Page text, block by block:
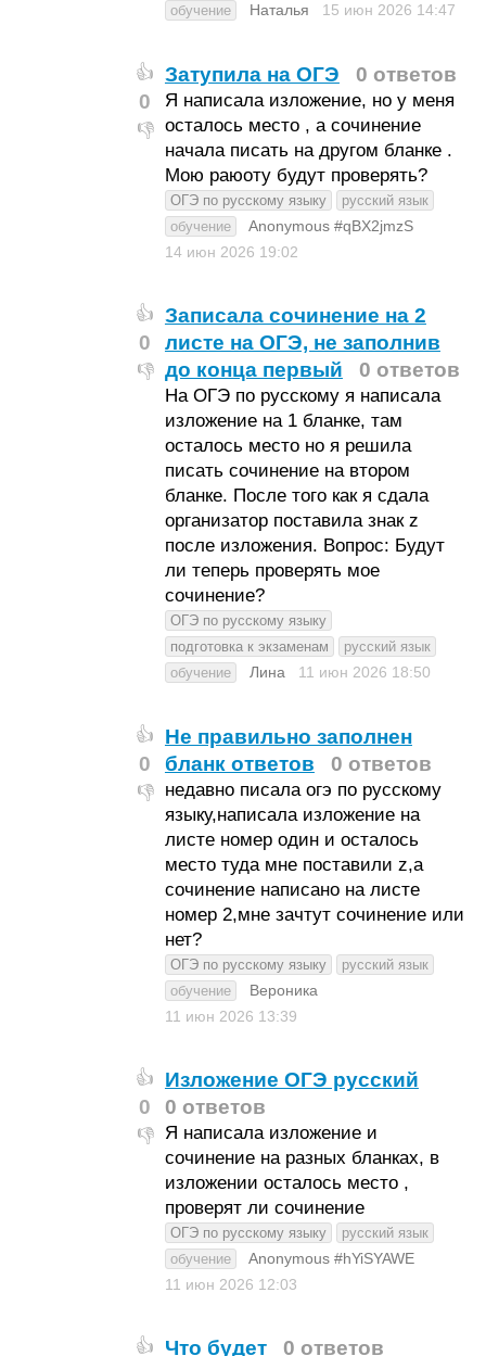
обучение
Наталья 15 июн 2026 14:47
👍
0
👎
Затупила на ОГЭ 0 ответов
Я написала изложение, но у меня
осталось место , а сочинение
начала писать на другом бланке .
Мою раюоту будут проверять?
ОГЭ по русскому языку
русский язык
обучение
Anonymous #qBX2jmzS
14 июн 2026 19:02
👍
0
👎
Записала сочинение на 2
листе на ОГЭ, не заполнив
до конца первый
0 ответов
На ОГЭ по русскому я написала
изложение на 1 бланке, там
осталось место но я решила
писать сочинение на втором
бланке. После того как я сдала
организатор поставила знак z
после изложения. Вопрос: Будут
ли теперь проверять мое
сочинение?
ОГЭ по русскому языку
подготовка к экзаменам
русский язык
обучение
Лина 11 июн 2026 18:50
👍
0
👎
Не правильно заполнен
бланк ответов
0 ответов
недавно писала огэ по русскому
языку,написала изложение на
листе номер один и осталось
место туда мне поставили z,а
сочинение написано на листе
номер 2,мне зачтут сочинение или
нет?
ОГЭ по русскому языку
русский язык
обучение
Вероника
11 июн 2026 13:39
👍
0
👎
Изложение ОГЭ русский
0 ответов
Я написала изложение и
сочинение на разных бланках, в
изложении осталось место ,
проверят ли сочинение
ОГЭ по русскому языку
русский язык
обучение
Anonymous #hYiSYAWE
11 июн 2026 12:03
👍 Что будет 0 ответов